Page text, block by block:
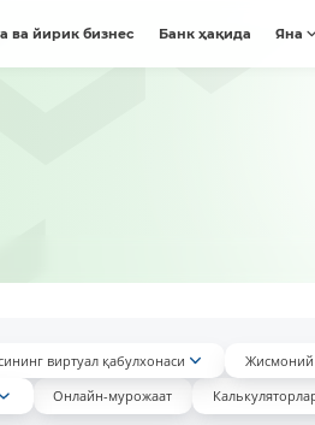
ва йирик бизнес Банк ҳақида Яна
виртуал қабулхонаси
Жисмоний
Онлайн-мурожаат